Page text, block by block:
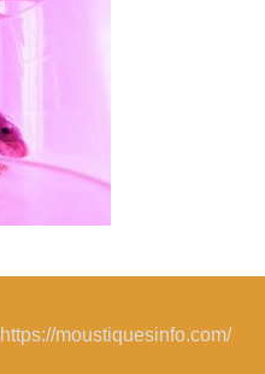
https://moustiquesinfo.com/